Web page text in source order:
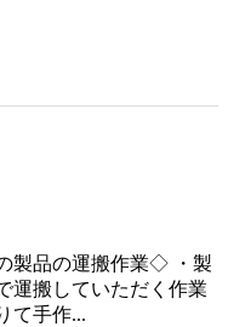
製品の運搬作業◇ ・製
運搬していただく作業
て手作...